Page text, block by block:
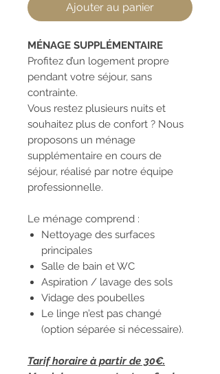
Ajouter au panier
MÉNAGE SUPPLÉMENTAIRE
Profitez d’un logement propre
pendant votre séjour, sans
contrainte.
Vous restez plusieurs nuits et
souhaitez plus de confort ? Nous
proposons un ménage
supplémentaire en cours de
séjour, réalisé par notre équipe
professionnelle.
Le ménage comprend :
Nettoyage des surfaces
principales
Salle de bain et WC
Aspiration / lavage des sols
Vidage des poubelles
Le linge n’est pas changé
(option séparée si nécessaire).
Tarif horaire à partir de 30€.